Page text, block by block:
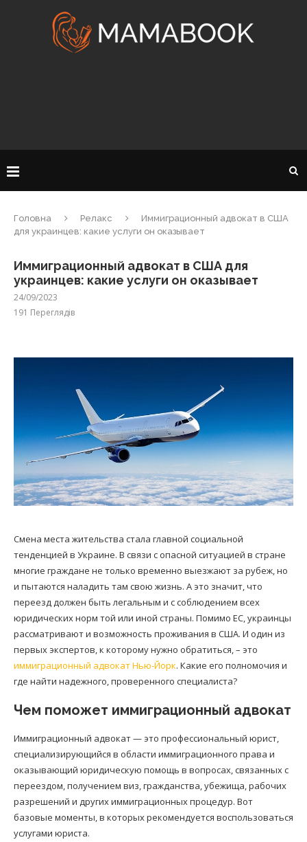
Головна Релакс
Иммиграционный адвокат в США
для украинцев: какие услуги он оказывает
Иммиграционный адвокат в США для
украинцев: какие услуги он оказывает
24/09/2023
191 Переглядів
Смена места жительства стала главной социальной
тенденцией в Украине. В связи с опасной ситуацией в стране
многие граждане не только временно выезжают за рубеж, но
и пытаются наладить там свою жизнь. А это значит, что
переезд должен быть легальным и с соблюдением всех
юридических норм той или иной страны. Помимо ЕС, украинцы
рассматривают и возможность проживания в США. И один из
первых экспертов, к которому нужно обратиться, – это
иммиграционный адвокат Нью-Йорк. Какие его полномочия и
где найти надежного, проверенного специалиста?
Чем поможет иммиграционный адвокат
Иммиграционный адвокат — это профессиональный юрист,
специализирующийся в области иммиграционного права и
оказывающий юридическую помощь в вопросах, связанных с
переездом, получением виз, гражданства, убежища, рабочих
разрешений и других иммиграционных процедур. Вот
базовые моменты, в которых рекомендуется воспользоваться
услугами юриста.